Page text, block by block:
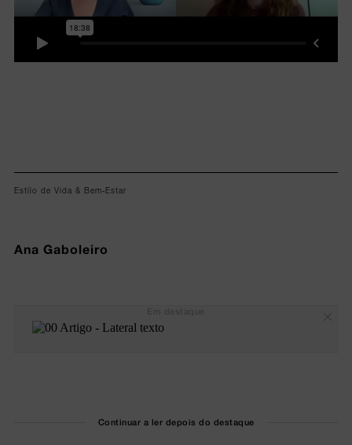
Estilo de Vida & Bem-Estar
Ana Gaboleiro
Continuar a ler depois do destaque